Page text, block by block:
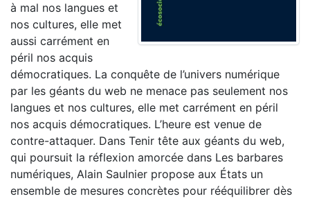
à mal nos langues et
nos cultures, elle met
aussi carrément en
péril nos acquis
démocratiques. La conquête de l’univers numérique
par les géants du web ne menace pas seulement nos
langues et nos cultures, elle met carrément en péril
nos acquis démocratiques. L’heure est venue de
contre-attaquer. Dans Tenir tête aux géants du web,
qui poursuit la réflexion amorcée dans Les barbares
numériques, Alain Saulnier propose aux États un
ensemble de mesures concrètes pour rééquilibrer dès